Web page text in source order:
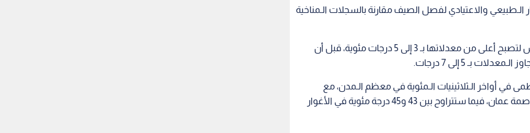
والاعتيادي لفصل الصيف مقارنة بالسجلات الـمناخية
ويتوقع أن يطرأ ارتفاع على درجات الـحرارة يوم الخميس لتصبح أعلى من معدلاتها بـ 3 إلى 5 درجات مئوية، قبل أن
بـ 5 إلى 7 درجات.
في أواخر الـثلاثينيات الـمئوية في معظم الـمدن، مع
احتمالية ملامستها حاجز 40 درجة مئوية في شرق العاصمة عمان، فيما ستتراوح بين 43 و45 درجة مئوية في الأغوار